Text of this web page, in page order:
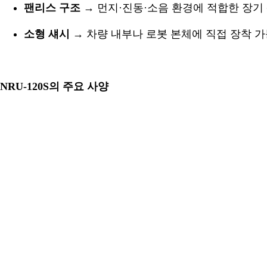
팬리스 구조 → 먼지·진동·소음 환경에 적합한 장기
소형 섀시 → 차량 내부나 로봇 본체에 직접 장착 가
NRU-120S의 주요 사양